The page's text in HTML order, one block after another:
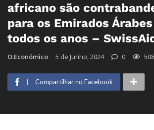
africano são
para os Emirados
todos os anos –
O.Económico 5 de Junho, 2024 0 508
Compartilhar no Facebook